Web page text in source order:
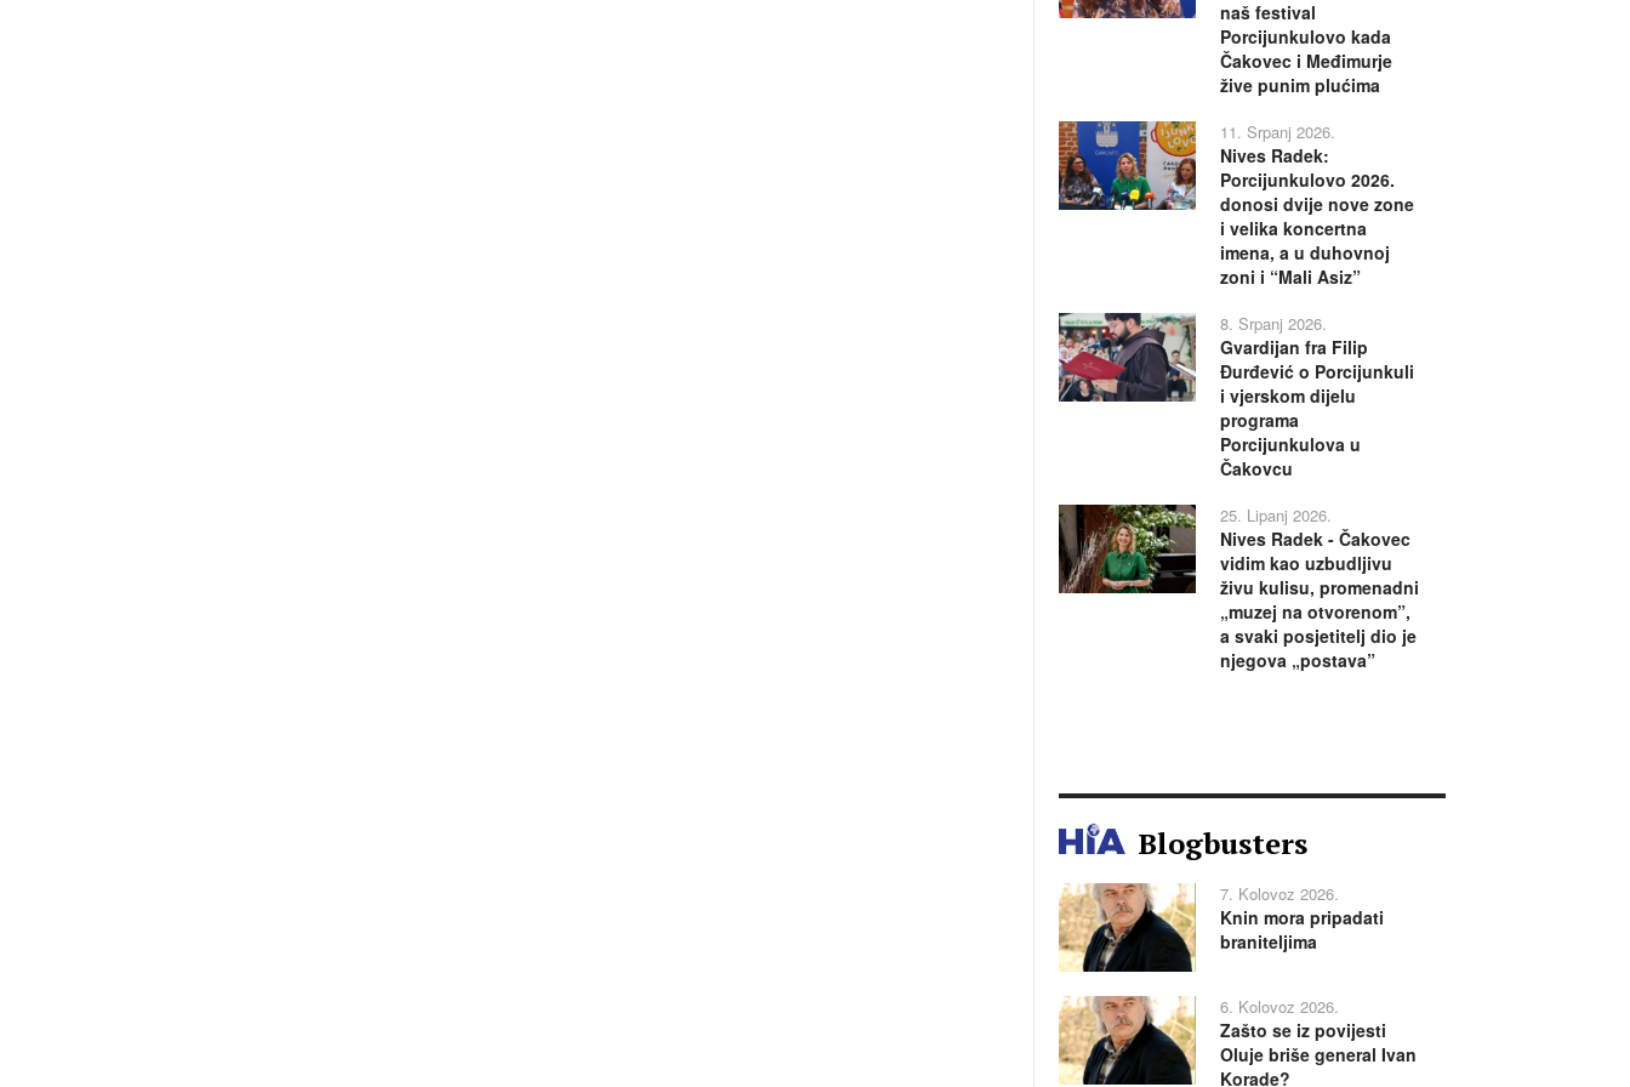
naš festival
Porcijunkulovo kada
Čakovec i Međimurje
žive punim plućima
11. Srpanj 2026.
Nives Radek:
Porcijunkulovo 2026.
donosi dvije nove zone
i velika koncertna
imena, a u duhovnoj
zoni i “Mali Asiz”
8. Srpanj 2026.
Gvardijan fra Filip
Đurđević o Porcijunkuli
i vjerskom dijelu
programa
Porcijunkulova u
Čakovcu
25. Lipanj 2026.
Nives Radek - Čakovec
vidim kao uzbudljivu
živu kulisu, promenadni
„muzej na otvorenom”,
a svaki posjetitelj dio je
njegova „postava”
Blogbusters
7. Kolovoz 2026.
Knin mora pripadati
braniteljima
6. Kolovoz 2026.
Zašto se iz povijesti
Oluje briše general Ivan
Korade?